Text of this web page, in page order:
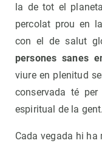
la de tot el
percolat prou en
con el de salut
persones sanes
viure en plenitud
conservada té
espiritual de la gent.
Cada vegada hi